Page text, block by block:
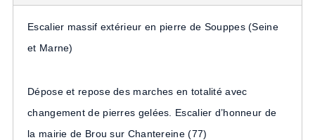
Escalier massif extérieur en pierre de Souppes (Seine
et Marne)
Dépose et repose des marches en totalité avec
changement de pierres gelées. Escalier d’honneur de
la mairie de Brou sur Chantereine (77)